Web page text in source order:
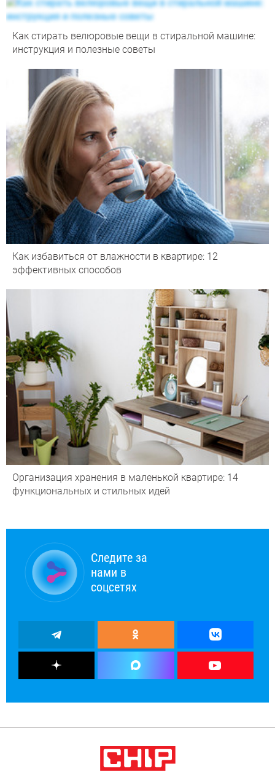
Как стирать велюровые вещи в стиральной машине:
инструкция и полезные советы
Как избавиться от влажности в квартире: 12
эффективных способов
Организация хранения в маленькой квартире: 14
функциональных и стильных идей
Следите за
нами в
соцсетях